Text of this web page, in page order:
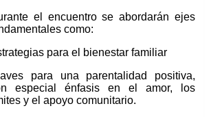
el encuentro se abordarán ejes
como:
para el bienestar familiar
para una parentalidad positiva,
especial énfasis en el amor, los
y el apoyo comunitario.